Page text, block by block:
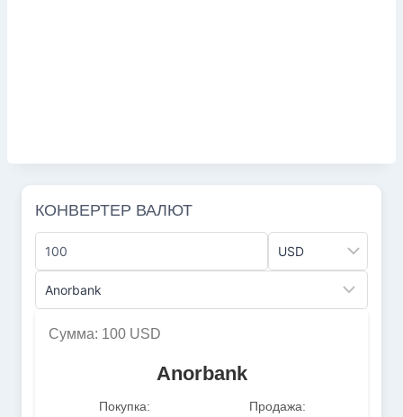
КОНВЕРТЕР ВАЛЮТ
Сумма: 100 USD
Anorbank
Покупка: Продажа: